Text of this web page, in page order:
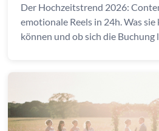
Der Hochzeitstrend 2026:
emotionale Reels in 24h. Was sie
können und ob sich die Buchung